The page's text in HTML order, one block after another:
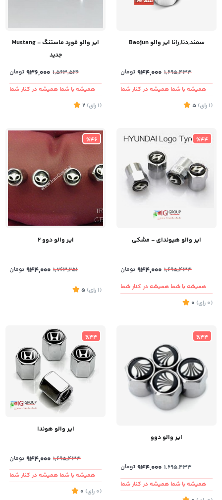
سمند,دنا,رانا ایر والو Baojun
1,695,433
944,000 تومان
همیشه با شما همیشه در کنار شما
(1 رای)
5
ایر والو فورد ماستنگ - Mustang
جدید
1,563,526
936,000 تومان
همیشه با شما همیشه در کنار شما
(1 رای)
2
%44
ایر والو هیوندای - مشکی
1,695,433
944,000 تومان
همیشه با شما همیشه در کنار شما
(0 رای)
0
%46
ایر والو دوو 2
1,763,251
944,000 تومان
(1 رای)
5
%44
ایر والو دوو
1,695,433
944,000 تومان
همیشه با شما همیشه در کنار شما
%44
ایر والو هوندا
1,695,433
944,000 تومان
همیشه با شما همیشه در کنار شما
(0 رای)
0